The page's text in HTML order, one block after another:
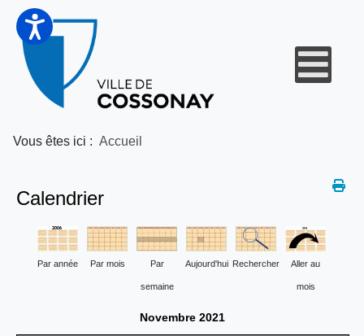
Vous êtes ici : Accueil
Calendrier
Par année Par mois Par
semaine
Aujourd'hui Rechercher Aller au
mois
Novembre 2021